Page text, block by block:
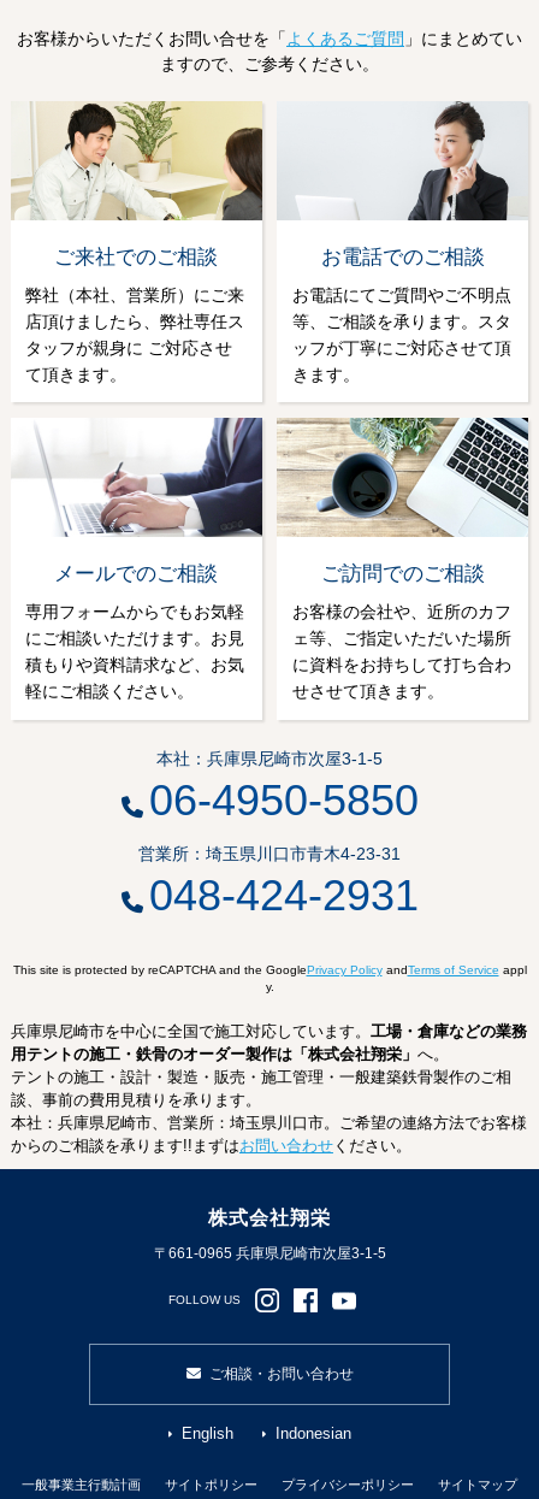
お客様からいただくお問い合せを「 よくあるご質問 」にまとめてい
ますので、ご参考ください。
ご来社でのご相談
弊社（本社、営業所）にご来
店頂けましたら、弊社専任ス
タッフが親身に ご対応させ
て頂きます。
お電話でのご相談
お電話にてご質問やご不明点
等、ご相談を承ります。スタ
ッフが丁寧にご対応させて頂
きます。
メールでのご相談
専用フォームからでもお気軽
にご相談いただけます。お見
積もりや資料請求など、お気
軽にご相談ください。
ご訪問でのご相談
お客様の会社や、近所のカフ
ェ等、ご指定いただいた場所
に資料をお持ちして打ち合わ
せさせて頂きます。
本社：兵庫県尼崎市次屋3-1-5
06-4950-5850
営業所：埼玉県川口市青木4-23-31
048-424-2931
This site is protected by reCAPTCHA and the GooglePrivacy PolicyandTerms of Service appl
y.
兵庫県尼崎市を中心に全国で施工対応しています。 工場・倉庫などの業務
用テントの施工・鉄骨のオーダー製作は「株式会社翔栄」 へ。
テントの施工・設計・製造・販売・施工管理・一般建築鉄骨製作のご相
談、事前の費用見積りを承ります。
本社：兵庫県尼崎市、営業所：埼玉県川口市。ご希望の連絡方法でお客様
からのご相談を承ります!!まずはお問い合わせください。
株式会社翔栄
〒661-0965 兵庫県尼崎市次屋3-1-5
FOLLOW US
ご相談・お問い合わせ
English Indonesian
一般事業主行動計画 サイトポリシー プライバシーポリシー サイトマップ